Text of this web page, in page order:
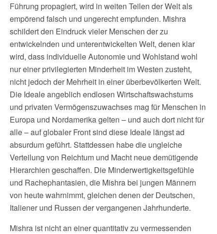
Führung propagiert, wird in weiten Teilen der Welt als
empörend falsch und ungerecht empfunden. Mishra
schildert den Eindruck vieler Menschen der zu
entwickelnden und unterentwickelten Welt, denen klar
wird, dass individuelle Autonomie und Wohlstand wohl
nur einer privilegierten Minderheit im Westen zusteht,
nicht jedoch der Mehrheit in einer überbevölkerten Welt.
Die Ideale angeblich endlosen Wirtschaftswachstums
und privaten Vermögenszuwachses mag für Menschen in
Europa und Nordamerika gelten – und auch dort nicht für
alle – auf globaler Front sind diese Ideale längst ad
absurdum geführt. Stattdessen habe die ungleiche
Verteilung von Reichtum und Macht neue demütigende
Hierarchien geschaffen. Die Minderwertigkeitsgefühle
und Rachephantasien, die Mishra bei jungen Männern
von heute wahrnimmt, gleichen denen der Deutschen,
Italiener und Russen der vergangenen Jahrhunderte.
Mishra ist nicht an einer quantitativ zu vermessenden